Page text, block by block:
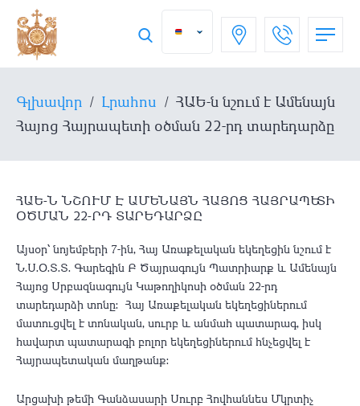
Գլխավոր / Լրահոս / ՀԱԵ-ն նշում է Ամենայն
Հայոց Հայրապետի օծման 22-րդ տարեդարձը
ՀԱԵ-Ն ՆՇՈՒՄ Է ԱՄԵՆԱՅՆ ՀԱՅՈՑ ՀԱՅՐԱՊԵՏԻ
ՕԾՄԱՆ 22-ՐԴ ՏԱՐԵԴԱՐՁԸ
Այսօր՝ նոյեմբերի 7-ին, Հայ Առաքելական եկեղեցին նշում է
Ն․Ս․Օ․Տ․Տ․ Գարեգին Բ Ծայրագույն Պատրիարք և Ամենայն
Հայոց Սրբազնագույն Կաթողիկոսի օծման 22-րդ
տարեդարձի տոնը։ Հայ Առաքելական եկեղեցիներում
մատուցվել է տոնական, սուրբ և անմահ պատարագ, իսկ
հավարտ պատարագի բոլոր եկեղեցիներում հնչեցվել է
Հայրապետական մաղթանք։
Արցախի թեմի Գանձասարի Սուրբ Հովհաննես Մկրտիչ